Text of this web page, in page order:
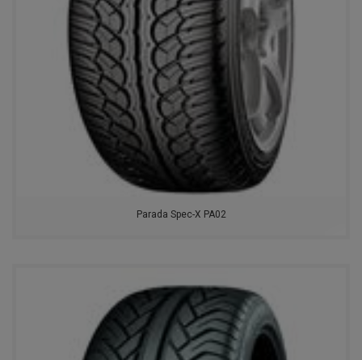
Parada Spec-X PA02